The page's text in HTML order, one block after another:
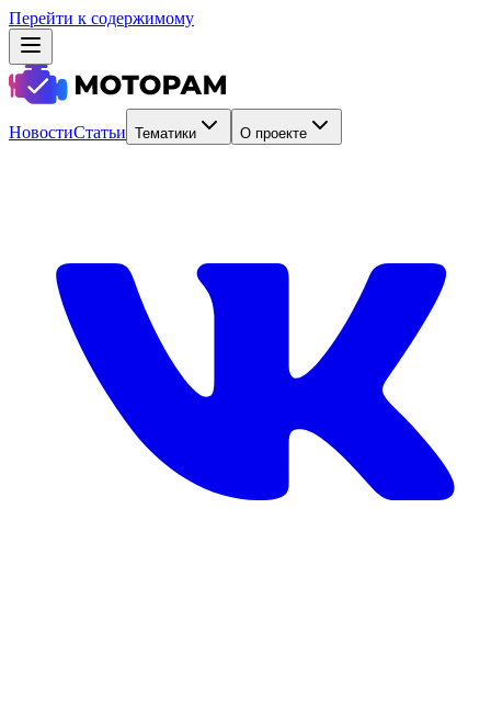
Перейти к содержимому
НовостиСтатьи Тематики О проекте